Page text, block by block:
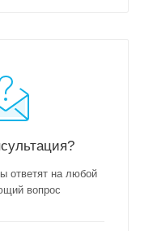
ответят на любой
вопрос